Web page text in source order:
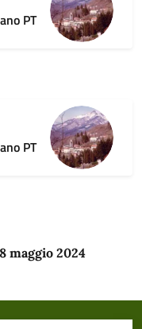
PT
PT
maggio 2024